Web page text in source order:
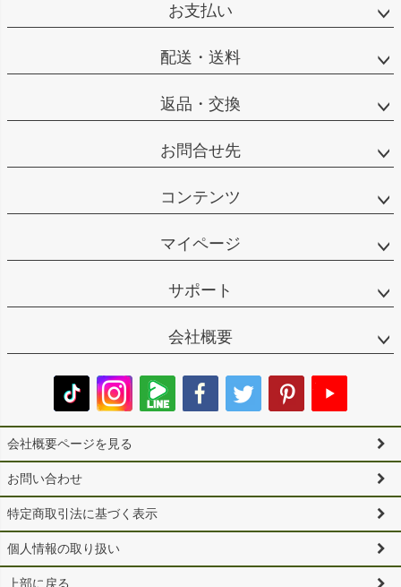
お支払い
配送・送料
返品・交換
お問合せ先
コンテンツ
マイページ
サポート
会社概要
会社概要ページを見る
お問い合わせ
特定商取引法に基づく表示
個人情報の取り扱い
上部に戻る